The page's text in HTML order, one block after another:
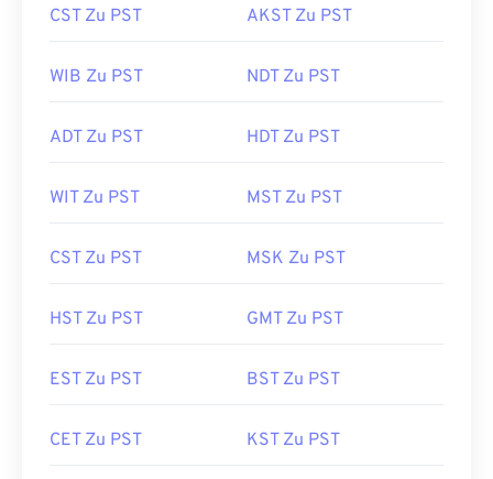
CST Zu PST AKST Zu PST
WIB Zu PST NDT Zu PST
ADT Zu PST HDT Zu PST
WIT Zu PST MST Zu PST
CST Zu PST MSK Zu PST
HST Zu PST GMT Zu PST
EST Zu PST BST Zu PST
CET Zu PST KST Zu PST